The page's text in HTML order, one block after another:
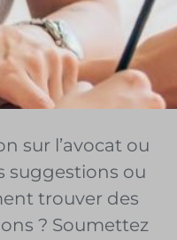
sur l’avocat ou
suggestions ou
trouver des
? Soumettez